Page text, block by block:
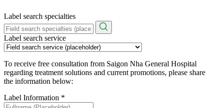
Label search specialties
Label search service
To receive free consultation from Saigon Nha General Hospital
regarding treatment solutions and current promotions, please share
the information below:
Label Information *